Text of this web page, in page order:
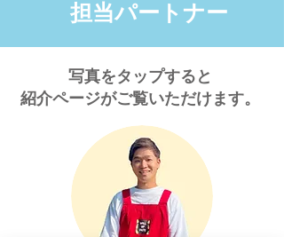
担当パートナー
写真をタップすると
紹介ページが​ご覧いただけます。